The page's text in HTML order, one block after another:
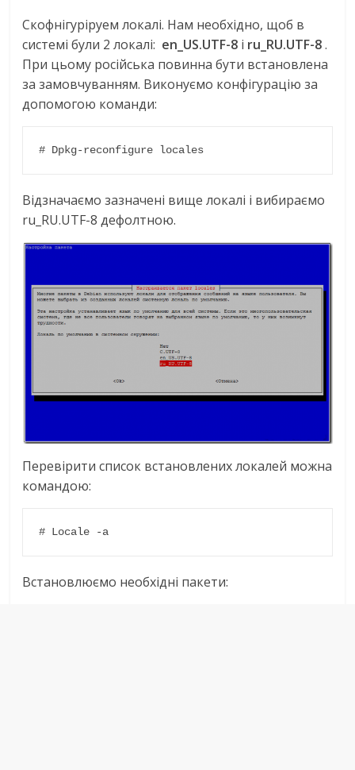
Скофнігуріруем локалі. Нам необхідно, щоб в
системі були 2 локалі: en_US.UTF-8 і ru_RU.UTF-8.
При цьому російська повинна бути встановлена
за замовчуванням. Виконуємо конфігурацію за
допомогою команди:
# Dpkg-reconfigure locales
Відзначаємо зазначені вище локалі і вибираємо
ru_RU.UTF-8 дефолтною.
Перевірити список встановлених локалей можна
командою:
# Locale -a
Встановлюємо необхідні пакети: